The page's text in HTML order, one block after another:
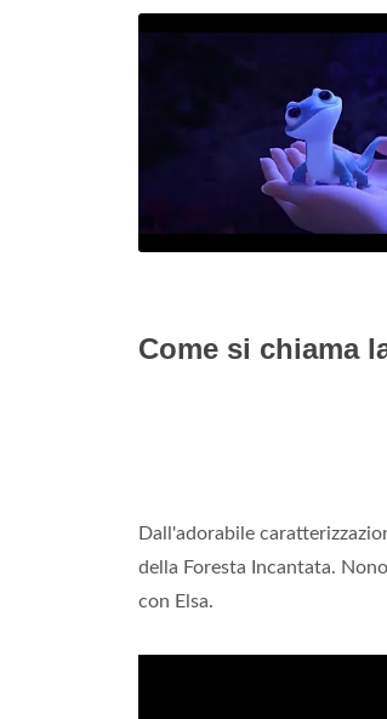
Come si chiama
Dall'adorabile
della Foresta Incantata.
con Elsa.